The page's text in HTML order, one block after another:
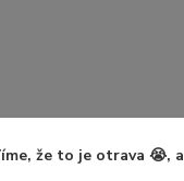
že to je otrava 😭,